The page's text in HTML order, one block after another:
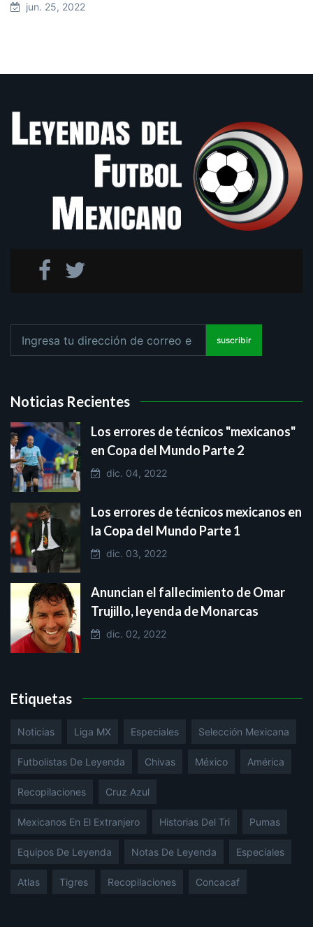
jun. 25, 2022
suscribir
Noticias Recientes
Los errores de técnicos "mexicanos"
en Copa del Mundo Parte 2
dic. 04, 2022
Los errores de técnicos mexicanos en
la Copa del Mundo Parte 1
dic. 03, 2022
Anuncian el fallecimiento de Omar
Trujillo, leyenda de Monarcas
dic. 02, 2022
Etiquetas
Noticias Liga MX Especiales Selección Mexicana
Futbolistas De Leyenda Chivas México América
Recopilaciones Cruz Azul
Mexicanos En El Extranjero Historias Del Tri Pumas
Equipos De Leyenda Notas De Leyenda Especiales
Atlas Tigres Recopilaciones Concacaf